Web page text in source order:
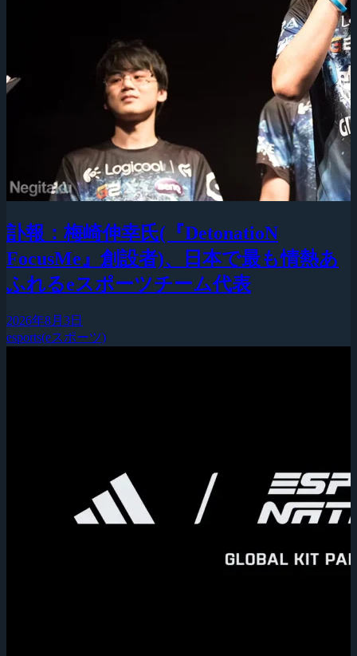
訃報：梅崎伸幸氏(『DetonatioN
FocusMe』創設者)、日本で最も情熱あ
ふれるeスポーツチーム代表
2026年8月3日
esports(eスポーツ)